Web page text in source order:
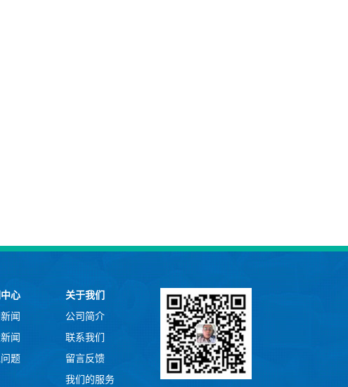
心
闻
闻
题
关于我们
公司简介
联系我们
留言反馈
我们的服务